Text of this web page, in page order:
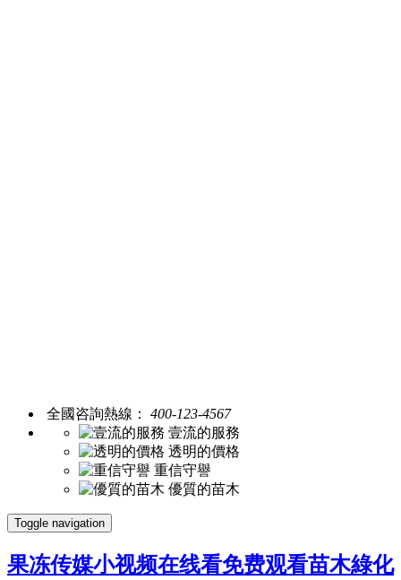
全國咨詢熱線： 400-123-4567
壹流的服務
透明的價格
重信守譽
優質的苗木
Toggle navigation
果冻传媒小视频在线看免费观看苗木綠化